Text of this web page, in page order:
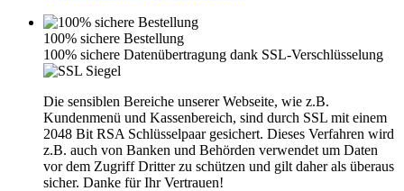
100% sichere Bestellung
100% sichere Datenübertragung dank SSL-Verschlüsselung
Die sensiblen Bereiche unserer Webseite, wie z.B.
Kundenmenü und Kassenbereich, sind durch SSL mit einem
2048 Bit RSA Schlüsselpaar gesichert. Dieses Verfahren wird
z.B. auch von Banken und Behörden verwendet um Daten
vor dem Zugriff Dritter zu schützen und gilt daher als überaus
sicher. Danke für Ihr Vertrauen!